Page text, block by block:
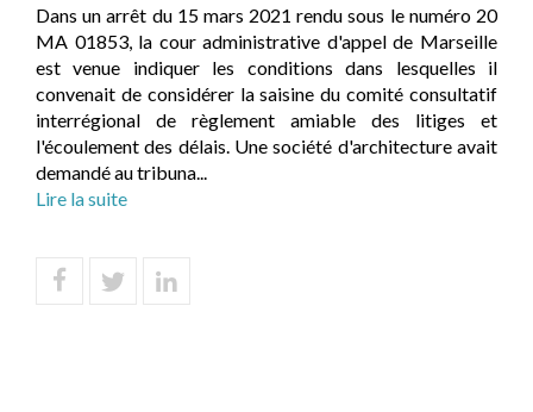
Dans un arrêt du 15 mars 2021 rendu sous le numéro 20
MA 01853, la cour administrative d'appel de Marseille
est venue indiquer les conditions dans lesquelles il
convenait de considérer la saisine du comité consultatif
interrégional de règlement amiable des litiges et
l'écoulement des délais. Une société d'architecture avait
demandé au tribuna...
Lire la suite